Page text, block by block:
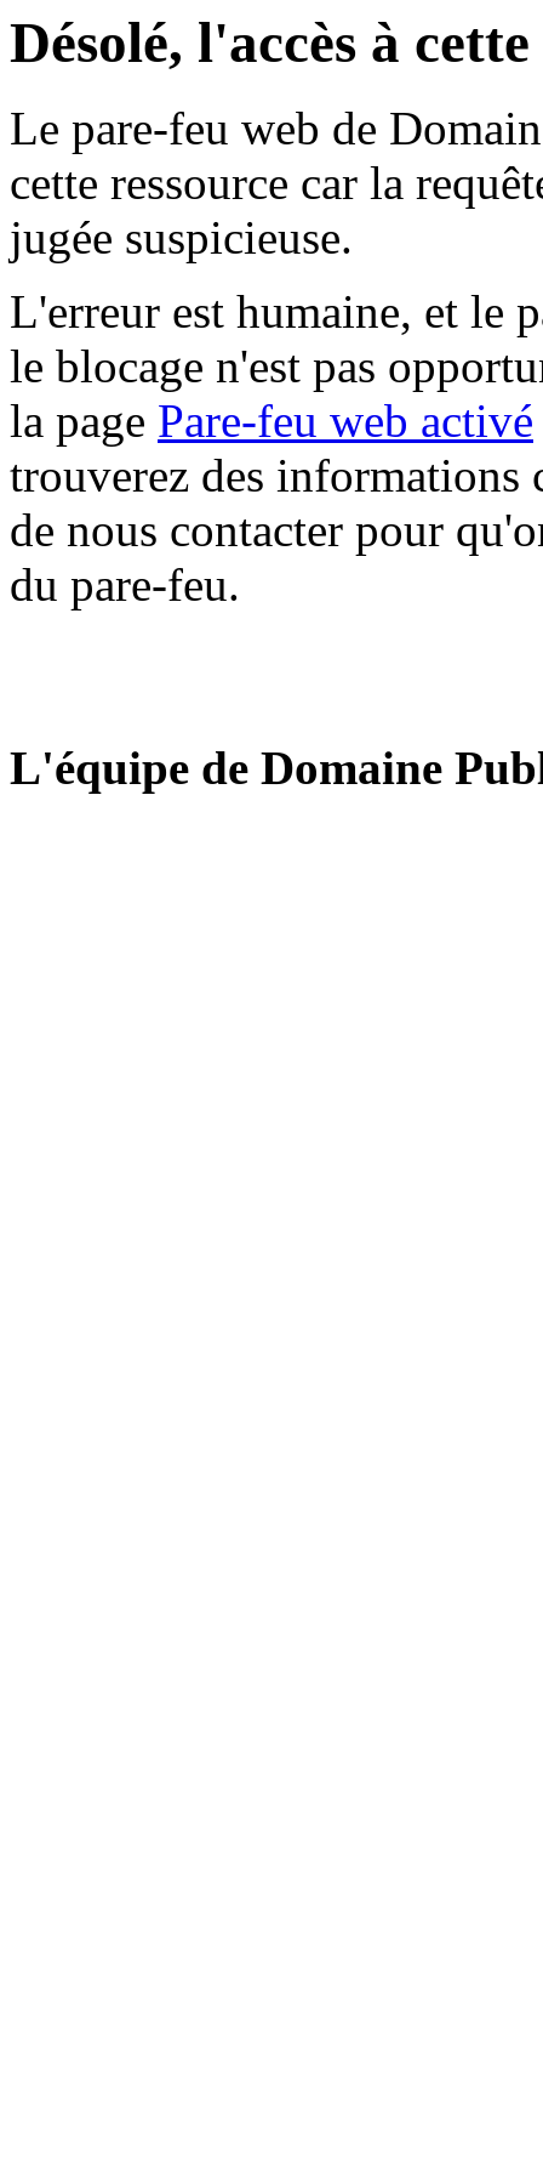
Désolé, l'accès à
Le pare-feu web de
cette ressource car la
jugée suspicieuse.
L'erreur est humaine, et le
le blocage n'est pas
la page Pare-feu web activé
trouverez des informations
de nous contacter pour
du pare-feu.
L'équipe de Domaine